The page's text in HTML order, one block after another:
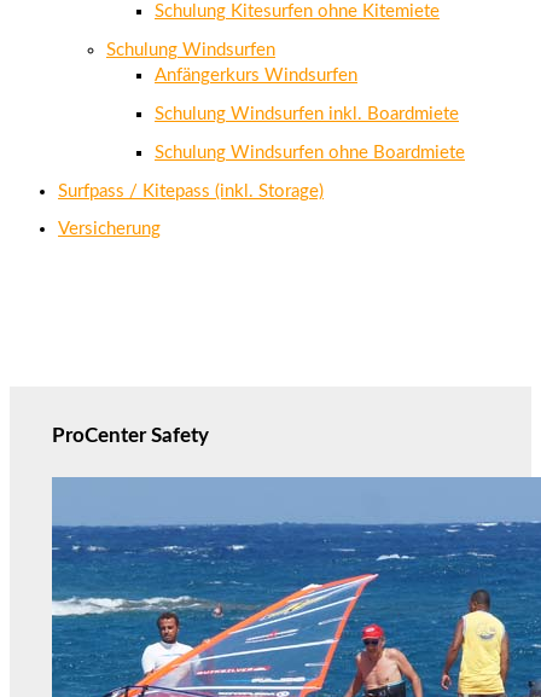
Schulung Kitesurfen ohne Kitemiete
Schulung Windsurfen
Anfängerkurs Windsurfen
Schulung Windsurfen inkl. Boardmiete
Schulung Windsurfen ohne Boardmiete
Surfpass / Kitepass (inkl. Storage)
Versicherung
ProCenter Safety